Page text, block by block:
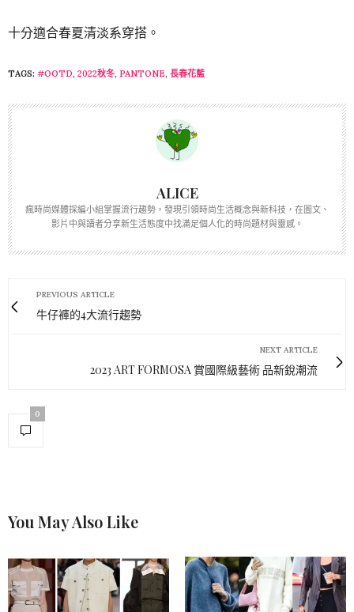
十分適合春夏清淡系穿搭。
TAGS: #OOTD, 2022秋冬, PANTONE, 長春花藍
ALICE
瘋時尚媒體採編小組掌握流行趨勢，發現引領時尚生活概念與新科技，在圖文、
影片中與讀者分享新生活態度中找滿足個人化的時尚題材與靈感。
PREVIOUS ARTICLE
牛仔褲的4大流行趨勢
NEXT ARTICLE
2023 ART FORMOSA 賞國際級藝術 品新銳潮流
0
You May Also Like